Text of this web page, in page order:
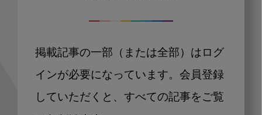
掲載記事の一部（または全部）はログ
インが必要になっています。会員登録
していただくと、すべての記事をご覧